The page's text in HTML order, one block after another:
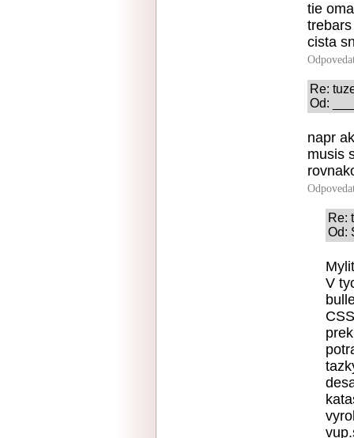
tie
cista
Re:
Od:
napr
musis
Re:
Od:
V